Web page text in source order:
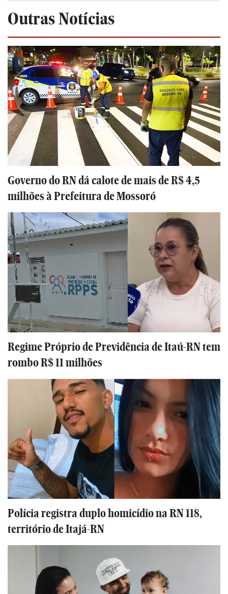
Outras Notícias
Governo do RN dá calote de mais de R$ 4,5
milhões à Prefeitura de Mossoró
Regime Próprio de Previdência de Itaú-RN tem
rombo R$ 11 milhões
Polícia registra duplo homicídio na RN 118,
território de Itajá-RN